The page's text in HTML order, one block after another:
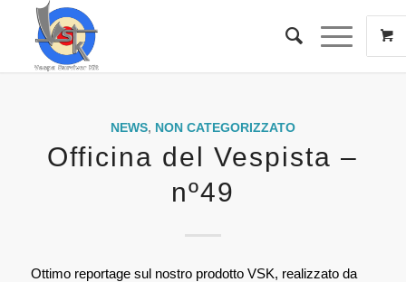
NEWS, NON CATEGORIZZATO
Officina del Vespista –
nº49
Ottimo reportage sul nostro prodotto VSK, realizzato da